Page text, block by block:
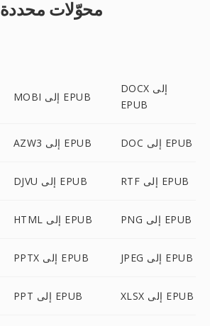
محوّلات محددة
MOBI إلى EPUB
DOCX إلى
EPUB
AZW3 إلى EPUB DOC إلى EPUB
DJVU إلى EPUB RTF إلى EPUB
HTML إلى EPUB PNG إلى EPUB
PPTX إلى EPUB JPEG إلى EPUB
PPT إلى EPUB XLSX إلى EPUB